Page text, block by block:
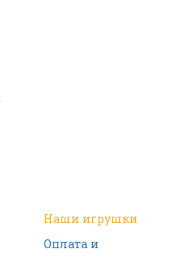
Наши игрушки
Оплата и